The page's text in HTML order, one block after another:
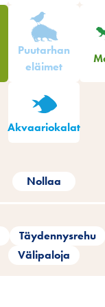
Puutarhan
eläimet
Akvaariokalat
Nollaa
Täydennysrehu
Välipaloja